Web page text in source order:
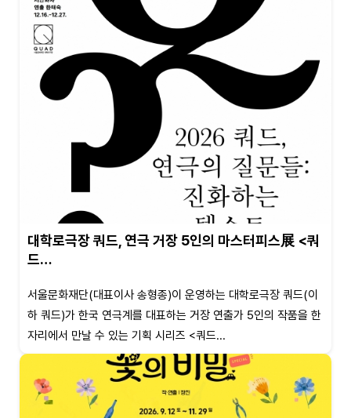
대학로극장 쿼드, 연극 거장 5인의 마스터피스展 <쿼
드…
서울문화재단(대표이사 송형종)이 운영하는 대학로극장 쿼드(이
하 쿼드)가 한국 연극계를 대표하는 거장 연출가 5인의 작품을 한
자리에서 만날 수 있는 기획 시리즈 <쿼드...